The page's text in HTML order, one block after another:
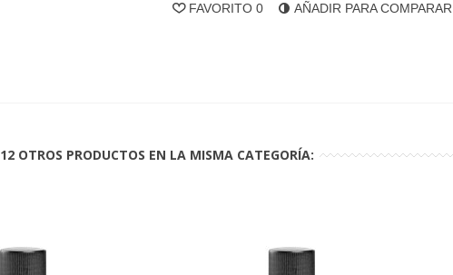
FAVORITO 0 AÑADIR PARA COMPARAR
12 OTROS PRODUCTOS EN LA MISMA CATEGORÍA: